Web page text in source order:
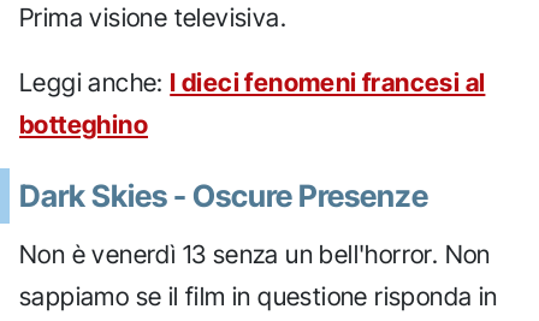
Prima visione televisiva.
Leggi anche: I dieci fenomeni francesi al
botteghino
Dark Skies - Oscure Presenze
Non è venerdì 13 senza un bell'horror. Non
sappiamo se il film in questione risponda in